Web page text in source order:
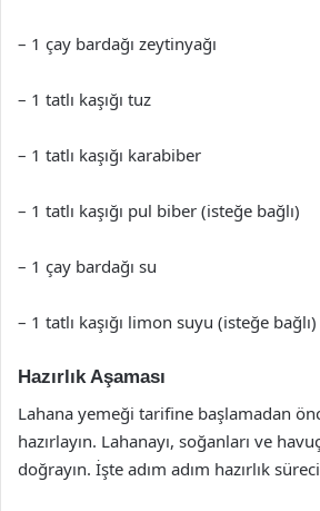
– 1 çay bardağı zeytinyağı
– 1 tatlı kaşığı tuz
– 1 tatlı kaşığı karabiber
– 1 tatlı kaşığı pul biber (isteğe bağlı)
– 1 çay bardağı su
– 1 tatlı kaşığı limon suyu (isteğe bağlı)
Hazırlık Aşaması
Lahana yemeği tarifine başlamadan
hazırlayın. Lahanayı, soğanları ve
doğrayın. İşte adım adım hazırlık